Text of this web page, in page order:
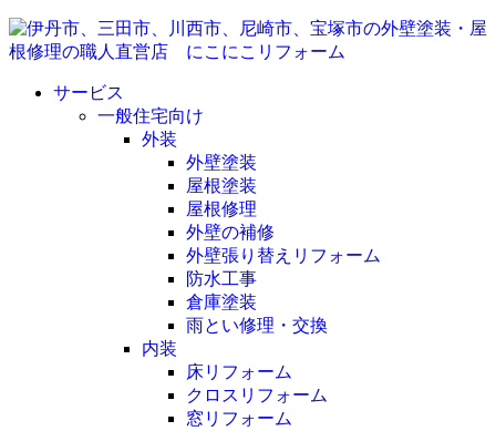
サービス
一般住宅向け
外装
外壁塗装
屋根塗装
屋根修理
外壁の補修
外壁張り替えリフォーム
防水工事
倉庫塗装
雨とい修理・交換
内装
床リフォーム
クロスリフォーム
窓リフォーム